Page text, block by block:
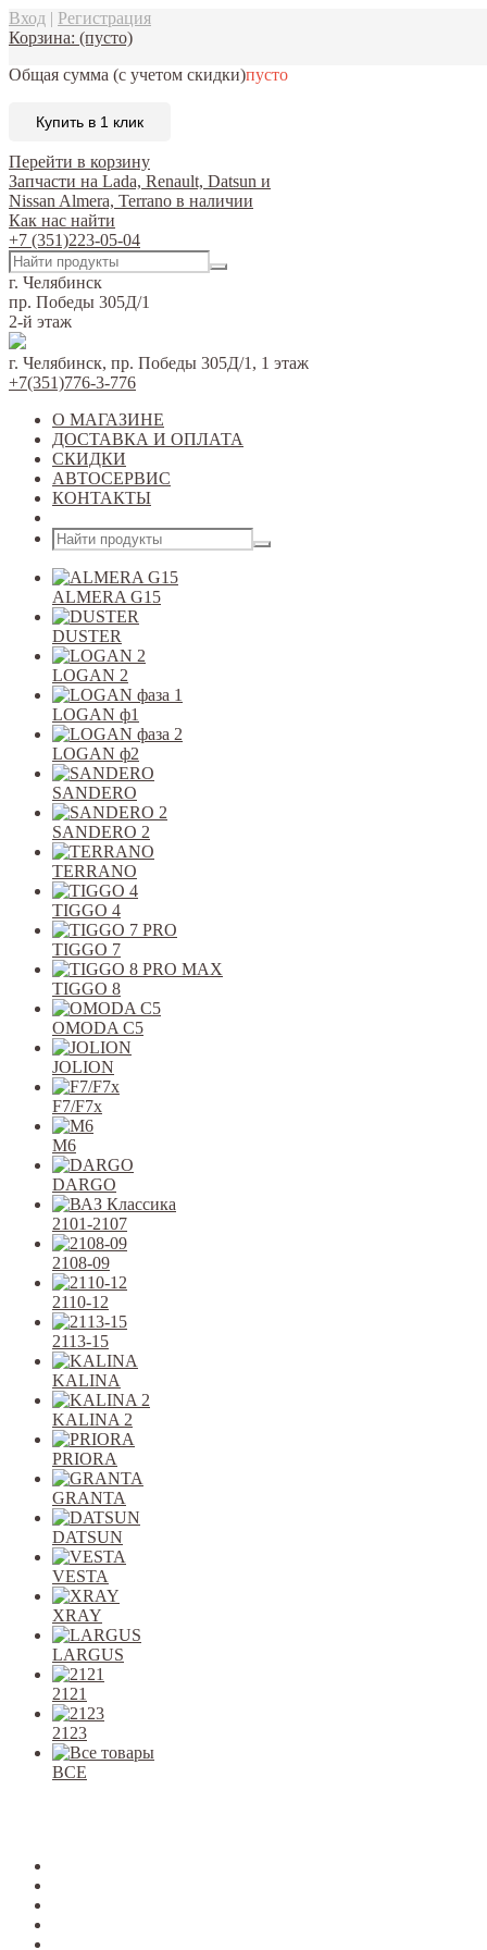
Вход | Регистрация
Корзина: (пусто)
Общая сумма (с учетом скидки)пусто
Купить в 1 клик
Перейти в корзину
Запчасти на Lada, Renault, Datsun и
Nissan Almera, Terrano в наличии
Как нас найти
+7 (351)223-05-04
г. Челябинск
пр. Победы 305Д/1
2-й этаж
г. Челябинск, пр. Победы 305Д/1, 1 этаж
+7(351)776-3-776
О МАГАЗИНЕ
ДОСТАВКА И ОПЛАТА
СКИДКИ
АВТОСЕРВИС
КОНТАКТЫ
ALMERA G15
DUSTER
LOGAN 2
LOGAN ф1
LOGAN ф2
SANDERO
SANDERO 2
TERRANO
TIGGO 4
TIGGO 7
TIGGO 8
OMODA C5
JOLION
F7/F7x
M6
DARGO
2101-2107
2108-09
2110-12
2113-15
KALINA
KALINA 2
PRIORA
GRANTA
DATSUN
VESTA
XRAY
LARGUS
2121
2123
ВСЕ